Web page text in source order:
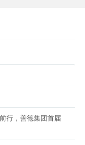
行，善德集团首届